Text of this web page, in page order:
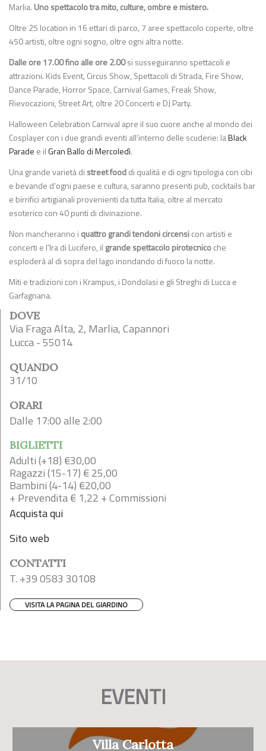
Marlia. Uno spettacolo tra mito, culture, ombre e mistero.
Oltre 25 location in 16 ettari di parco, 7 aree spettacolo coperte, oltre
450 artisti, oltre ogni sogno, oltre ogni altra notte.
Dalle ore 17.00 fino alle ore 2.00si susseguiranno spettacoli e
attrazioni. Kids Event, Circus Show, Spettacoli di Strada, Fire Show,
Dance Parade, Horror Space, Carnival Games, Freak Show,
Rievocazioni, Street Art, oltre 20 Concerti e DJ Party.
Halloween Celebration Carnival apre il suo cuore anche al mondo dei
Cosplayer con i due grandi eventi all’interno delle scuderie: laBlack
Parade e ilGran Ballo di Mercoledì.
Una grande varietà di street fooddi qualità e di ogni tipologia con cibi
e bevande d’ogni paese e cultura, saranno presenti pub, cocktails bar
e birrifici artigianali provenienti da tutta Italia, oltre al mercato
esoterico con 40 punti di divinazione.
Non mancheranno i quattro grandi tendoni circensicon artisti e
concerti e l’Ira di Lucifero, il grande spettacolo pirotecnicoche
esploderà al di sopra del lago inondando di fuoco la notte.
Miti e tradizioni con i Krampus, i Dondolasi e gli Streghi di Lucca e
Garfagnana.
DOVE
Via Fraga Alta, 2, Marlia, Capannori
Lucca - 55014
QUANDO
31/10
ORARI
Dalle 17:00 alle 2:00
BIGLIETTI
Adulti (+18) €30,00
Ragazzi (15-17) € 25,00
Bambini (4-14) €20,00
+ Prevendita € 1,22 + Commissioni
Acquista qui
Sito web
CONTATTI
T. +39 0583 30108
VISITA LA PAGINA DEL GIARDINO
EVENTI
Villa Carlotta